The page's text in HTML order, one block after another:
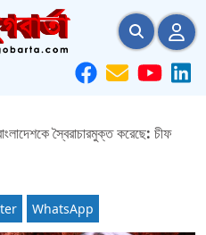
স্বৈরাচারমুক্ত করেছে: চীফ
WhatsApp